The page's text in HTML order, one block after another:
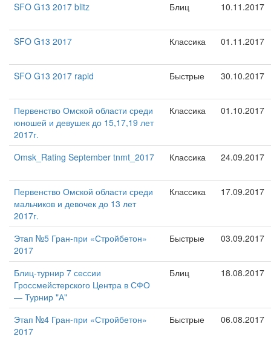
SFO G13 2017 blitz Блиц 10.11.2017
SFO G13 2017 Классика 01.11.2017
SFO G13 2017 rapid Быстрые 30.10.2017
Первенство Омской области среди
юношей и девушек до 15,17,19 лет
2017г.
Классика 01.10.2017
Omsk_Rating September tnmt_2017 Классика 24.09.2017
Первенство Омской области среди
мальчиков и девочек до 13 лет
2017г.
Классика 17.09.2017
Этап №5 Гран-при «Стройбетон»
2017
Быстрые 03.09.2017
Блиц-турнир 7 сессии
Гроссмейстерского Центра в СФО
— Турнир "А"
Блиц 18.08.2017
Этап №4 Гран-при «Стройбетон»
2017
Быстрые 06.08.2017